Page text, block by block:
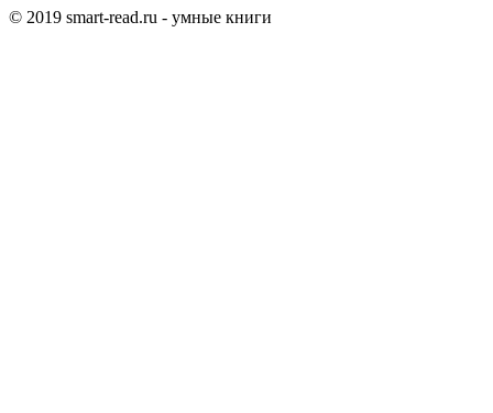
© 2019 smart-read.ru - умные книги